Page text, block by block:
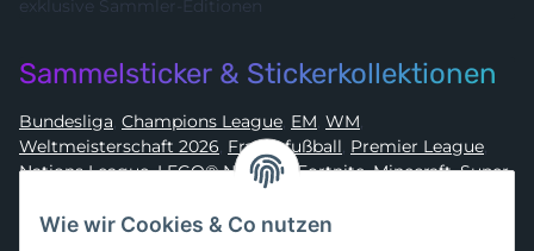
exklusive Sammler-Editionen
Sammelsticker & Stickerkollektionen
Bundesliga, Champions League, EM, WM,
Weltmeisterschaft 2026, Frauenfußball, Premier League,
Nations League, LEGO® Ninjago Fortnite,Minecraft,Super
Asterix
Wie wir Cookies & Co nutzen